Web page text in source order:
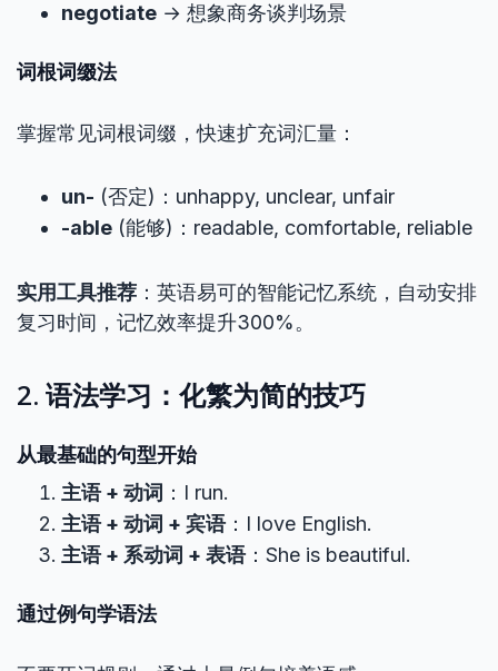
negotiate → 想象商务谈判场景
词根词缀法
掌握常见词根词缀，快速扩充词汇量：
un- (否定)：unhappy, unclear, unfair
-able (能够)：readable, comfortable, reliable
实用工具推荐 ：英语易可的智能记忆系统，自动安排
复习时间，记忆效率提升300%。
2. 语法学习：化繁为简的技巧
从最基础的句型开始
主语 + 动词 ：I run.
主语 + 动词 + 宾语：I love English.
主语 + 系动词 + 表语：She is beautiful.
通过例句学语法